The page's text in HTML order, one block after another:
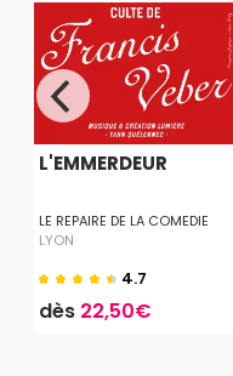
L'EMMERDEUR
LE REPAIRE DE LA COMEDIE
LYON
4.7
dès 22,50€